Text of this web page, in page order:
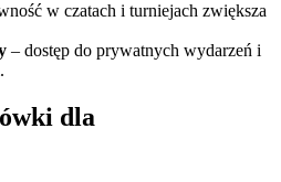
w czatach i turniejach zwiększa
– dostęp do prywatnych wydarzeń i
dla